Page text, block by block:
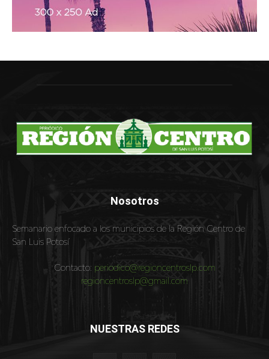
Nosotros
Semanario enfocado a los municipios de la Región Centro de
San Luis Potosí
Contacto: periodico@regioncentroslp.com
regioncentroslp@gmail.com
NUESTRAS REDES